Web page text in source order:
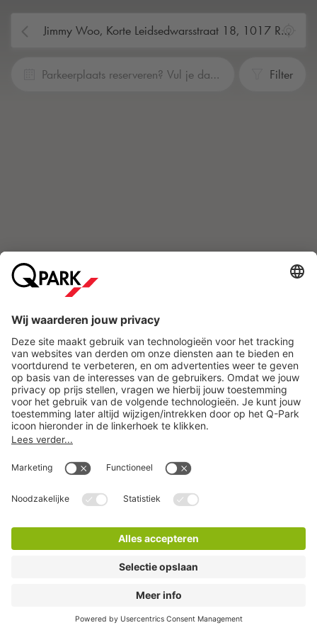
Parkeerplaats reserveren? Vul je data en tijden in Filter
Q-Park Byzantium
4 Minuten lopen